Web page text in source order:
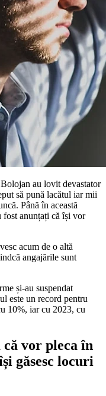
au lovit devastator
să pună lacătul iar mii
Până în această
fost anunțați că își vor
acum de o altă
angajările sunt
și-au suspendat
este un record pentru
10%, iar cu 2023, cu
vor pleca în
găsesc locuri